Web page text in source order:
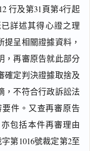
行及第31頁第4行起
詳述其得心證之理
呈相關證據資料，
，再審原告就此部分
確定判決證據取捨及
，不符合行政訴訟法
要件。又查再審原告
包括本件再審理由
第1016號裁定第2至